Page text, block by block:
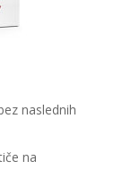
naslednih
na